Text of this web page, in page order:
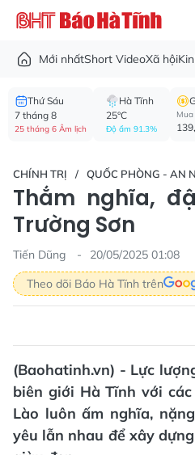
Mới nhấtShort VideoXã hội
Thứ Sáu
7 tháng 8
25 tháng 6 Âm lịch
Hà Tĩnh
25°C
Độ ẩm 91.3%
CHÍNH TRỊ QUỐC PHÒNG - AN
Thắm nghĩa,
Trường Sơn
Tiến Dũng
20/05/2025 01:08
Theo dõi Báo Hà Tĩnh trên
(Baohatinh.vn) - Lực
biên giới Hà Tĩnh với
Lào luôn ấm nghĩa,
yêu lẫn nhau để xây